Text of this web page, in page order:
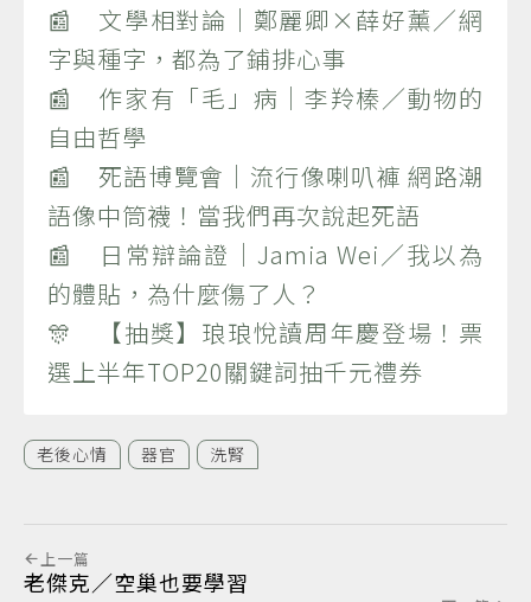
📰 文學相對論｜鄭麗卿×薛好薰／網
字與種字，都為了鋪排心事
📰 作家有「毛」病｜李羚榛／動物的
自由哲學
📰 死語博覽會｜流行像喇叭褲 網路潮
語像中筒襪！當我們再次說起死語
📰 日常辯論證｜Jamia Wei／我以為
的體貼，為什麼傷了人？
🎊 【抽獎】琅琅悅讀周年慶登場！票
選上半年TOP20關鍵詞抽千元禮券
老後心情 器官 洗腎
上一篇
老傑克／空巢也要學習